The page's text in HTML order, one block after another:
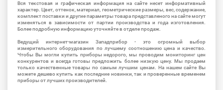
Вся текстовая и графическая информация на сайте несет информативный
характер. Цвет, оттенок, материал, геометрические размеры, вес, содержание,
комплект поставки и другие параметры товара представленого на сайте могут
изменяться в зависимости от партии производства и года изготовления.
Более подробную информацию уточняйте в отделе продаж.
Ведущий интернет-магазин Западприбор - это огромный выбор
измерительного оборудования по лучшему соотношению цена и качество.
Чтобы Вы могли купить приборы недорого, мы проводим мониторинг цен
конкурентов и всегда готовы предложить более низкую цену. Мы продаем
только качественные товары по самым лучшим ценам. На нашем сайте Вы
можете дешево купить как последние новинки, так и проверенные временем
приборы от лучших производителей.